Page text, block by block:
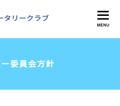
日田ロータリークラブ
委員会方針